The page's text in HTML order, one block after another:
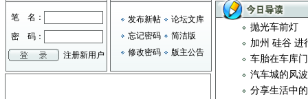
笔 名：
密 码：
注册新用户
发布新帖
论坛文库
忘记密码
简洁版
修改密码
版主公告
抛光车前灯
加州 硅谷 进
车胎在车库
汽车城的风波
分享生活中